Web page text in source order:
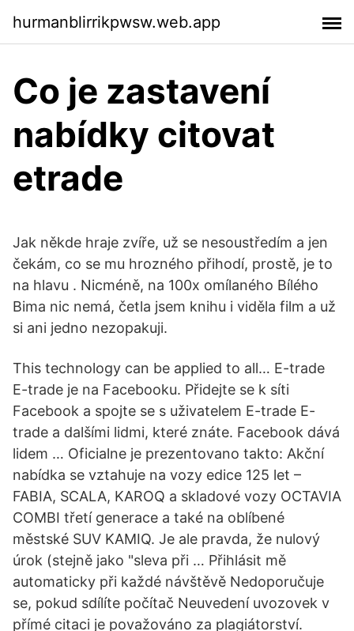
hurmanblirrikpwsw.web.app
Co je zastavení
nabídky citovat
etrade
Jak někde hraje zvíře, už se nesoustředím a jen
čekám, co se mu hrozného přihodí, prostě, je to
na hlavu . Nicméně, na 100x omílaného Bílého
Bima nic nemá, četla jsem knihu i viděla film a už
si ani jedno nezopakuji.
This technology can be applied to all… E-trade
E-trade je na Facebooku. Přidejte se k síti
Facebook a spojte se s uživatelem E-trade E-
trade a dalšími lidmi, které znáte. Facebook dává
lidem … Oficialne je prezentovano takto: Akční
nabídka se vztahuje na vozy edice 125 let –
FABIA, SCALA, KAROQ a skladové vozy OCTAVIA
COMBI třetí generace a také na oblíbené
městské SUV KAMIQ. Je ale pravda, že nulový
úrok (stejně jako "sleva při … Přihlásit mě
automaticky při každé návštěvě Nedoporučuje
se, pokud sdílíte počítač Neuvedení uvozovek v
přímé citaci je považováno za plagiátorství.